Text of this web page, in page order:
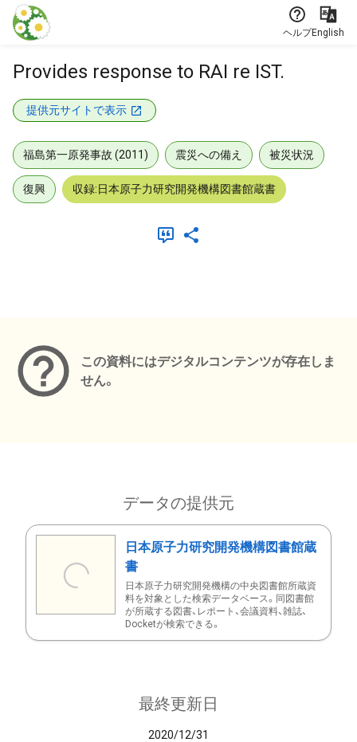
本文に飛ぶ
ヘルプEnglish
Provides response to RAI re IST.
提供元サイトで表示
福島第一原発事故 (2011) 震災への備え 被災状況
復興 収録:日本原子力研究開発機構図書館蔵書
この資料にはデジタルコンテンツが存在しま
せん。
データの提供元
日本原子力研究開発機構図書館蔵
書
日本原子力研究開発機構の中央図書館所蔵資
料を対象とした検索データベース。同図書館
が所蔵する図書、レポート、会議資料、雑誌、
Docketが検索できる。
最終更新日
2020/12/31